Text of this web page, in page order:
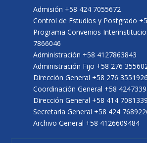
Admisión +58 424 7055672
Control de Estudios y Postgrado
Programa Convenios
7866046
Administración +58 4127863843
Administración Fijo +58 276
Dirección General +58 276 3551926
Coordinación General +58
Dirección General +58 414 7081339
Secretaria General +58 424
Archivo General +58 4126609484